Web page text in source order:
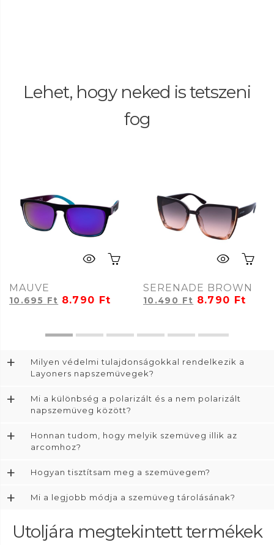
Lehet, hogy neked is tetszeni
fog
MAUVE
10.695 Ft 8.790 Ft
SERENADE BROWN
10.490 Ft 8.790 Ft
+
Milyen védelmi tulajdonságokkal rendelkezik a
Layoners napszemüvegek?
+
Mi a különbség a polarizált és a nem polarizált
napszemüveg között?
+
Honnan tudom, hogy melyik szemüveg illik az
arcomhoz?
+ Hogyan tisztítsam meg a szemüvegem?
+ Mi a legjobb módja a szemüveg tárolásának?
Utoljára megtekintett termékek